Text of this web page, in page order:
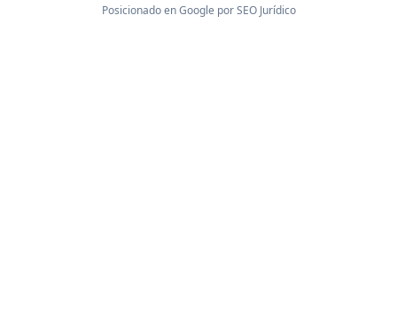
Posicionado en Google porSEO Jurídico